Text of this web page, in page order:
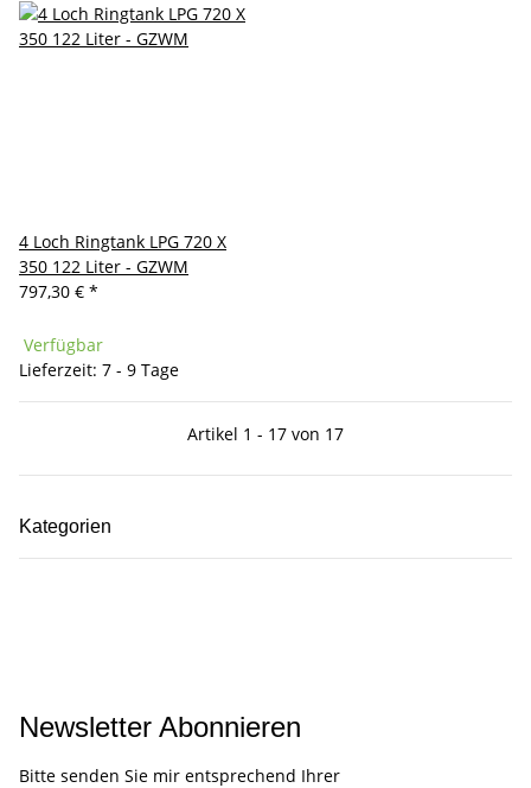
4 Loch Ringtank LPG 720 X
350 122 Liter - GZWM
797,30 € *
Verfügbar
Lieferzeit: 7 - 9 Tage
Artikel 1 - 17 von 17
Kategorien
Newsletter Abonnieren
Bitte senden Sie mir entsprechend Ihrer